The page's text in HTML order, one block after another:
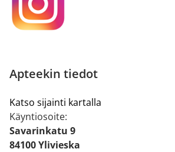
Apteekin tiedot
Katso sijainti kartalla
Käyntiosoite:
Savarinkatu 9
84100 Ylivieska